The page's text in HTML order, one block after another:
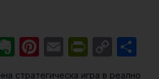
Evernote
Pinterest
Email
стратегическа игра в реално